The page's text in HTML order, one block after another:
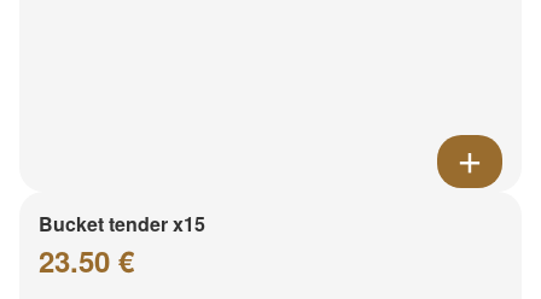
Bucket tender x15
23.50 €